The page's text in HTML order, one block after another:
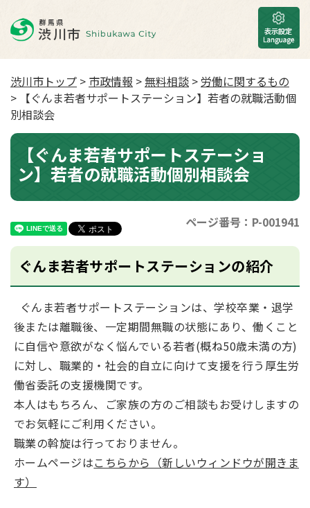
渋川市トップ > 市政情報 >無料相談 > 労働に関するもの
> 【ぐんま若者サポートステーション】若者の就職活動個
別相談会
【ぐんま若者サポートステーショ
ン】若者の就職活動個別相談会
ページ番号：P-001941
ぐんま若者サポートステーションの紹介
ぐんま若者サポートステーションは、学校卒業・退学
後または離職後、一定期間無職の状態にあり、働くこと
に自信や意欲がなく悩んでいる若者(概ね50歳未満の方)
に対し、職業的・社会的自立に向けて支援を行う厚生労
働省委託の支援機関です。
本人はもちろん、ご家族の方のご相談もお受けしますの
でお気軽にご利用ください。
職業の斡旋は行っておりません。
ホームページはこちらから（新しいウィンドウが開きま
す）